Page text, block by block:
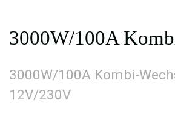
3000W/100A
3000W/100A Kombi-
12V/230V